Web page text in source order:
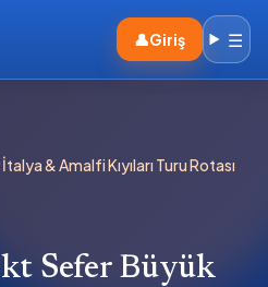
👤Giriş ☰
& Amalfi Kıyıları Turu Rotası
Sefer Büyük